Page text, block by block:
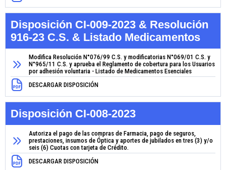
Disposición CI-009-2023 & Resolución
916-23 C.S. & Listado Medicamentos
Modifica Resolución N°076/99 C.S. y modificatorias N°069/01 C.S. y
N°965/11 C.S. y aprueba el Reglamento de cobertura para los Usuarios
por adhesión voluntaria - Listado de Medicamentos Esenciales
DESCARGAR DISPOSICIÓN
Disposición CI-008-2023
Autoriza el pago de las compras de Farmacia, pago de seguros,
prestaciones, insumos de Óptica y aportes de jubilados en tres (3) y/o
seis (6) Cuotas con tarjeta de Crédito.
DESCARGAR DISPOSICIÓN